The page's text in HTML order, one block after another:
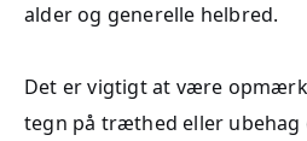
alder og generelle helbred.
Det er vigtigt at være
tegn på træthed eller ubehag